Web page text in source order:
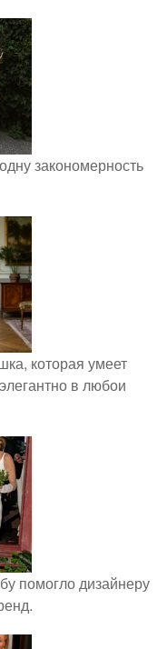
закономерность
которая умеет
в любои
помогло дизайнеру